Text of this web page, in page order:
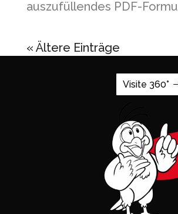
auszufüllendes PDF-
« Ältere Einträge
Visite 360°